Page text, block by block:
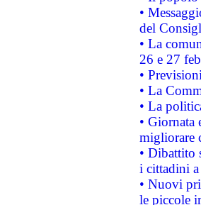
•
del
• La
26 e 27
•
• La
• La
• Giornata
migliorare
• Dibattito
i cittadini
• Nuovi
le piccole